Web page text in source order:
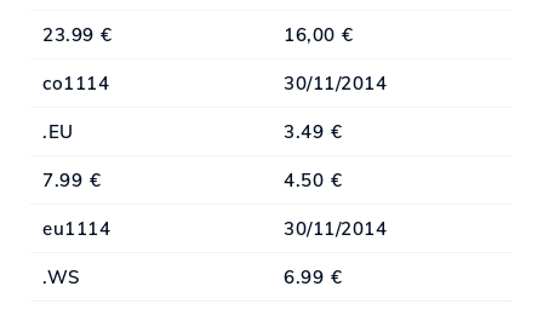
23.99 € 16,00 €
co1114 30/11/2014
.EU 3.49 €
7.99 € 4.50 €
eu1114 30/11/2014
.WS 6.99 €